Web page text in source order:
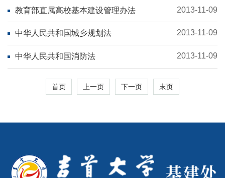
教育部直属高校基本建设管理办法 2013-11-09
中华人民共和国城乡规划法 2013-11-09
中华人民共和国消防法 2013-11-09
首页 上一页 下一页 末页